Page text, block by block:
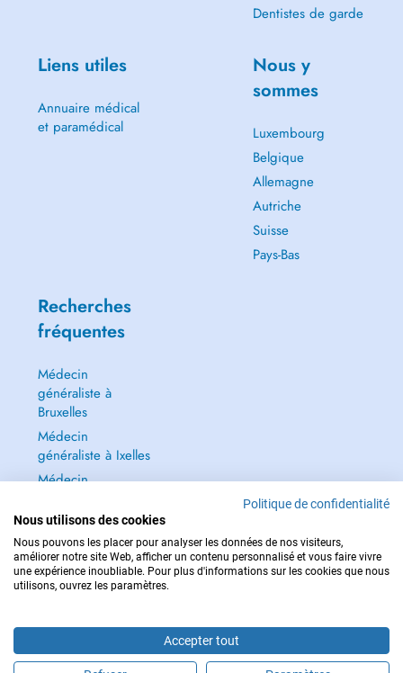
Dentistes de garde
Liens utiles
Annuaire médical
et paramédical
Nous y
sommes
Luxembourg
Belgique
Allemagne
Autriche
Suisse
Pays-Bas
Recherches
fréquentes
Médecin
généraliste à
Bruxelles
Médecin
généraliste à Ixelles
Médecin
Dentiste à Bruxelles
Tout voir →
POUR LES URGENCES, CONSULTEZ : 112
Copyright © 2026 - DOCTENA BELGIUM S.P.R.L./B.V.B.A. 37 Square de Meeûs
Politique de confidentialité
Nous utilisons des cookies
Nous pouvons les placer pour analyser les données de nos visiteurs,
améliorer notre site Web, afficher un contenu personnalisé et vous faire vivre
une expérience inoubliable. Pour plus d'informations sur les cookies que nous
utilisons, ouvrez les paramètres.
Accepter tout